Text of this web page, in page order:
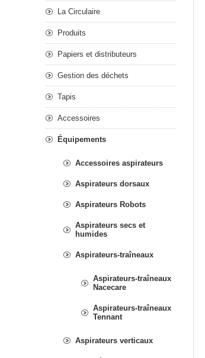
La Circulaire
Produits
Papiers et distributeurs
Gestion des déchets
Tapis
Accessoires
Équipements
Accessoires aspirateurs
Aspirateurs dorsaux
Aspirateurs Robots
Aspirateurs secs et
humides
Aspirateurs-traîneaux
Aspirateurs-traîneaux
Nacecare
Aspirateurs-traîneaux
Tennant
Aspirateurs verticaux